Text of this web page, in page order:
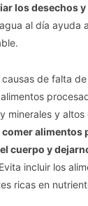
los desechos
al día ayuda
de falta
minerales y altos
comer alimentos
cuerpo y
Evita incluir los
ricas en